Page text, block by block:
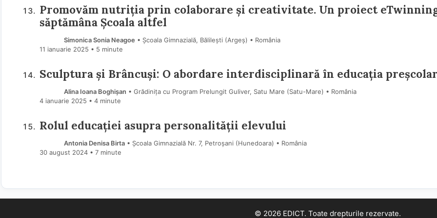
Promovăm nutriția prin colaborare și creativitate. Un proiect
săptămâna Școala altfel
Simonica Sonia Neagoe • Școala Gimnazială, Bălilești (Argeş) • România
11 ianuarie 2025 • 5 minute
Sculptura și Brâncuși: O abordare interdisciplinară în educația
Alina Ioana Boghișan • Grădinița cu Program Prelungit Guliver, Satu Mare (Satu-Mare) • România
4 ianuarie 2025 • 4 minute
Rolul educației asupra personalității elevului
Antonia Denisa Birta• Școala Gimnazială Nr. 7, Petroșani (Hunedoara) • România
30 august 2024 • 7 minute
© 2026 EDICT. Toate drepturile rezervate.